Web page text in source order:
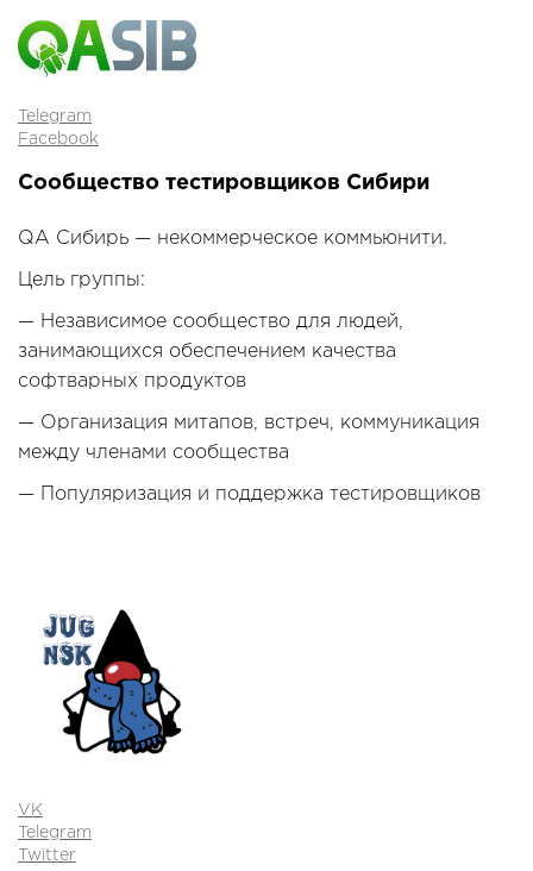
Telegram
Facebook
Сообщество тестировщиков Сибири
QA Сибирь — некоммерческое коммьюнити.
Цель группы:
— Независимое сообщество для людей,
занимающихся обеспечением качества
софтварных продуктов
— Организация митапов, встреч, коммуникация
между членами сообщества
— Популяризация и поддержка тестировщиков
VK
Telegram
Twitter